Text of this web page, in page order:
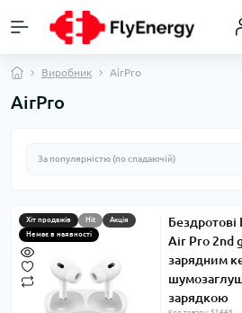
Виробник AirPro
AirPro
Хіт продажів Hit
Акція
Немає в наявності
Air Pro 2nd
зарядним
зарядкою